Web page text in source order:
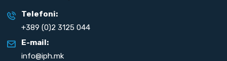
Telefoni:
+389 (0)2 3125 044
E-mail:
info@iph.mk